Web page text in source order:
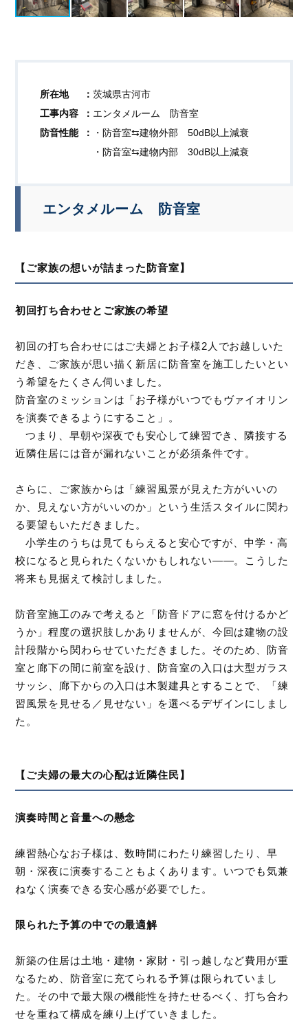
所在地
茨城県古河市
工事内容
エンタメルーム 防音室
防音性能
・防音室⇆建物外部 50dB以上減衰
・防音室⇆建物内部 30dB以上減衰
エンタメルーム 防音室
【ご家族の想いが詰まった防音室】
初回打ち合わせとご家族の希望
初回の打ち合わせにはご夫婦とお子様2人でお越しいた
だき、ご家族が思い描く新居に防音室を施工したいとい
う希望をたくさん伺いました。
防音室のミッションは「お子様がいつでもヴァイオリン
を演奏できるようにすること」。
つまり、早朝や深夜でも安心して練習でき、隣接する
近隣住居には音が漏れないことが必須条件です。
さらに、ご家族からは「練習風景が見えた方がいいの
か、見えない方がいいのか」という生活スタイルに関わ
る要望もいただきました。
小学生のうちは見てもらえると安心ですが、中学・高
校になると見られたくないかもしれない——。こうした
将来も見据えて検討しました。
防音室施工のみで考えると「防音ドアに窓を付けるかど
うか」程度の選択肢しかありませんが、今回は建物の設
計段階から関わらせていただきました。そのため、防音
室と廊下の間に前室を設け、防音室の入口は大型ガラス
サッシ、廊下からの入口は木製建具とすることで、「練
習風景を見せる／見せない」を選べるデザインにしまし
た。
【ご夫婦の最大の心配は近隣住民】
演奏時間と音量への懸念
練習熱心なお子様は、数時間にわたり練習したり、早
朝・深夜に演奏することもよくあります。いつでも気兼
ねなく演奏できる安心感が必要でした。
限られた予算の中での最適解
新築の住居は土地・建物・家財・引っ越しなど費用が重
なるため、防音室に充てられる予算は限られていまし
た。その中で最大限の機能性を持たせるべく、打ち合わ
せを重ねて構成を練り上げていきました。